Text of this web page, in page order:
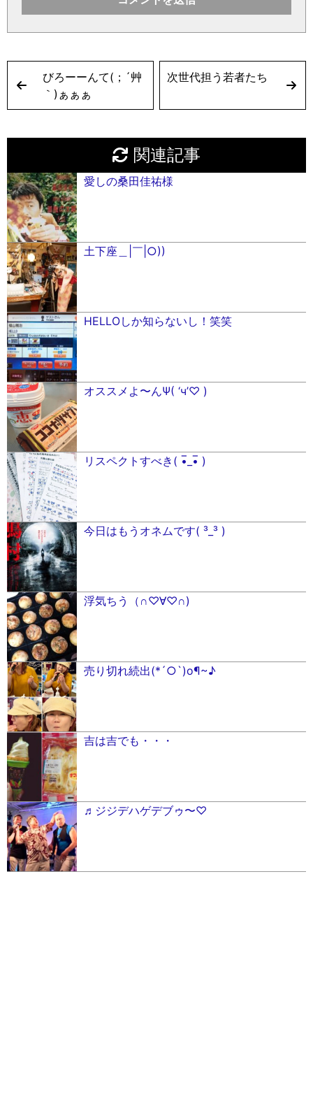
びろーーんて(；´艸
｀)ぁぁぁ
次世代担う若者たち
関連記事
愛しの桑田佳祐様
土下座＿|￣|○))
HELLOしか知らないし！笑笑
オススメよ〜んΨ( ‘ч’♡ )
リスペクトすべき( •̅_•̅ )
今日はもうオネムです( ³_³ )
浮気ちう（∩♡∀♡∩)
売り切れ続出(*´○`)o¶~♪
吉は吉でも・・・
♬ジジデハゲデブゥ〜♡